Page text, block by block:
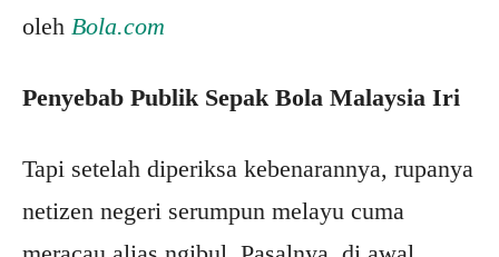
oleh Bola.com
Penyebab Publik Sepak Bola Malaysia Iri
Tapi setelah diperiksa kebenarannya, rupanya
netizen negeri serumpun melayu cuma